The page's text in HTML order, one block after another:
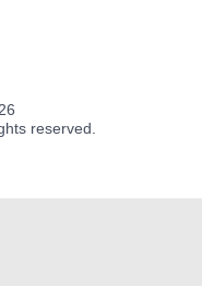
reserved.